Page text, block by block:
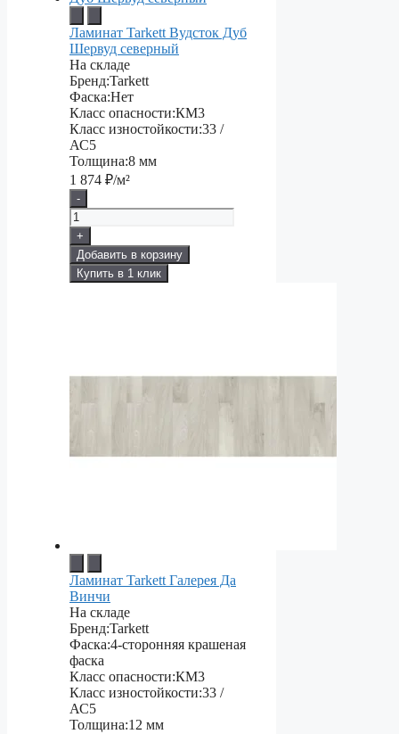
Ламинат Tarkett Вудсток Дуб
Шервуд северный
На складе
Бренд:Tarkett
Фаска:Нет
Класс опасности:КМ3
Класс изностойкости:33 /
АС5
Толщина:8 мм
1 874 ₽/м²
-
+
Добавить в корзину
Купить в 1 клик
Ламинат Tarkett Галерея Да
Винчи
На складе
Бренд:Tarkett
Фаска:4-сторонняя крашеная
фаска
Класс опасности:КМ3
Класс изностойкости:33 /
АС5
Толщина:12 мм